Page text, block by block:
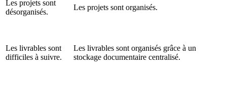
Les projets sont
désorganisés.
Les projets sont organisés.
Les livrables sont
difficiles à suivre.
Les livrables sont organisés grâce à un
stockage documentaire centralisé.